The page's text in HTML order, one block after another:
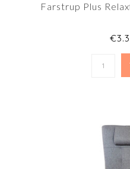
Farstrup Plus